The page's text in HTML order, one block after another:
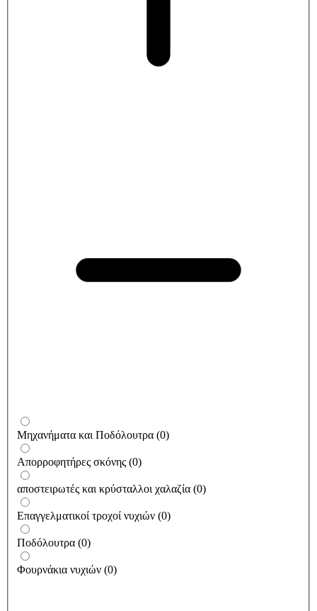
Μηχανήματα και Ποδόλουτρα (0)
Απορροφητήρες σκόνης (0)
αποστειρωτές και κρύσταλλοι χαλαζία (0)
Επαγγελματικοί τροχοί νυχιών (0)
Ποδόλουτρα (0)
Φουρνάκια νυχιών (0)